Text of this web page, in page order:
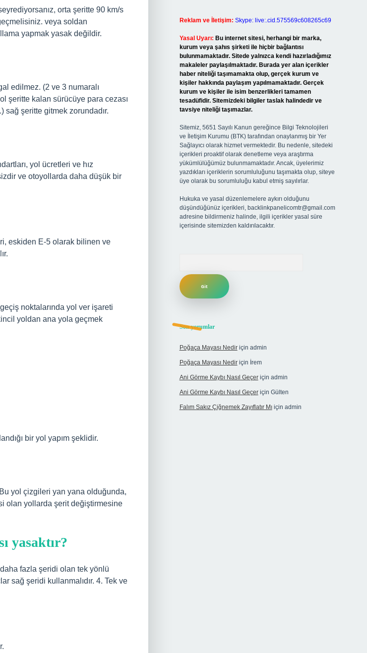
orta şeritte 90 km/s
veya soldan
yapmak yasak değildir.
edilmez. (2 ve 3 numaralı
şeritte kalan sürücüye para cezası
sağ şeritte gitmek zorundadır.
yol ücretleri ve hız
ve otoyollarda daha düşük bir
eskiden E-5 olarak bilinen ve
noktalarında yol ver işareti
yoldan ana yola geçmek
bir yol yapım şeklidir.
yol çizgileri yan yana olduğunda,
olan yollarda şerit değiştirmesine
yasaktır?
fazla şeridi olan tek yönlü
sağ şeridi kullanmalıdır. 4. Tek ve
Reklam ve İletişim: Skype: live:.cid.575569c608265c69
Yasal Uyarı: Bu internet sitesi, herhangi bir marka,
kurum veya şahıs şirketi ile hiçbir bağlantısı
bulunmamaktadır. Sitede yalnızca kendi hazırladığımız
makaleler paylaşılmaktadır. Burada yer alan içerikler
haber niteliği taşımamakta olup, gerçek kurum ve
kişiler hakkında paylaşım yapılmamaktadır. Gerçek
kurum ve kişiler ile isim benzerlikleri tamamen
tesadüfidir. Sitemizdeki bilgiler taslak halindedir ve
tavsiye niteliği taşımazlar.
Sitemiz, 5651 Sayılı Kanun gereğince Bilgi Teknolojileri
ve İletişim Kurumu (BTK) tarafından onaylanmış bir Yer
Sağlayıcı olarak hizmet vermektedir. Bu nedenle, sitedeki
içerikleri proaktif olarak denetleme veya araştırma
yükümlülüğümüz bulunmamaktadır. Ancak, üyelerimiz
yazdıkları içeriklerin sorumluluğunu taşımakta olup, siteye
üye olarak bu sorumluluğu kabul etmiş sayılırlar.
Hukuka ve yasal düzenlemelere aykırı olduğunu
düşündüğünüz içerikleri, backlinkpanelicomtr@gmail.com
adresine bildirmeniz halinde, ilgili içerikler yasal süre
içerisinde sitemizden kaldırılacaktır.
Son yorumlar
Poğaça Mayası Nediriçin admin
Poğaça Mayası Nediriçin İrem
Ani Görme Kaybı Nasıl Geçeriçin admin
Ani Görme Kaybı Nasıl Geçeriçin Gülten
Falım Sakız Çiğnemek Zayıflatır Mıiçin admin